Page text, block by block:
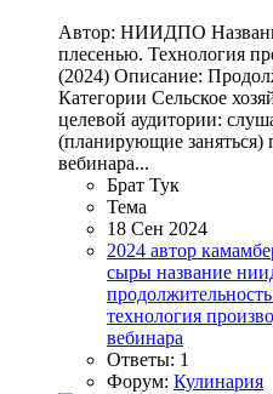
Автор: НИИДПО
плесенью. Технология
(2024) Описание:
Категории Сельское
целевой аудитории:
(планирующие заняться)
вебинара...
Брат Тук
Тема
18 Сен 2024
2024 автор
сыры название
продолжительность
технология
вебинара
Ответы: 1
Форум: Кулинария